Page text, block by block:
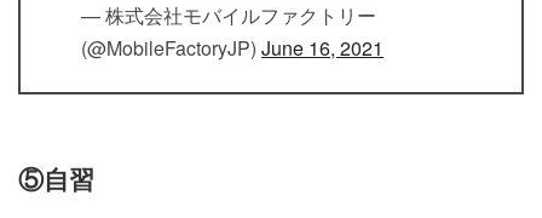
— 株式会社モバイルファクトリー
(@MobileFactoryJP) June 16, 2021
⑤自習